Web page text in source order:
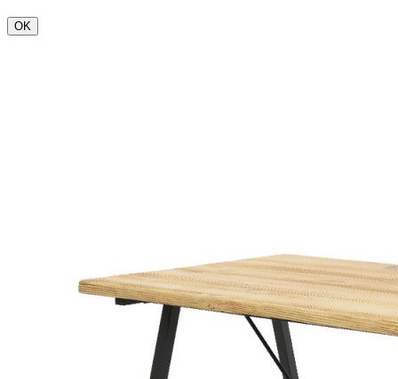
OK